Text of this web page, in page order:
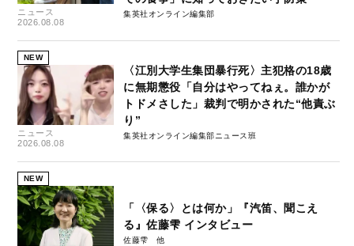
ニュース
2026.08.08
集英社オンライン編集部
NEW
ニュース
2026.08.08
〈江別大学生集団暴行死〉主犯格の18歳
に無期懲役「自分はやってねぇ。誰かが
トドメさした」裁判で明かされた“他責ぶ
り”
集英社オンライン編集部ニュース班
NEW
「〈保る〉とは何か」『汽笛、聞こえ
る』佐藤雫 インタビュー
佐藤雫